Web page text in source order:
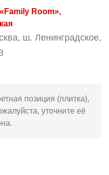
Room»,
ш. Ленинградское,
позиция (плитка),
уточните её